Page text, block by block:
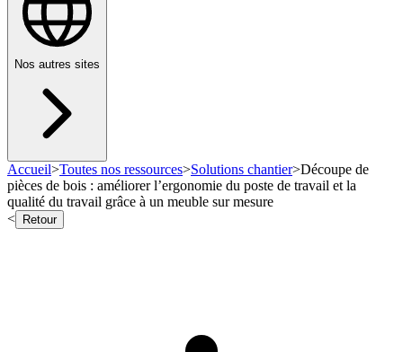
Nos autres sites
Accueil>Toutes nos ressources>Solutions chantier>Découpe de
pièces de bois : améliorer l’ergonomie du poste de travail et la
qualité du travail grâce à un meuble sur mesure
<
Retour